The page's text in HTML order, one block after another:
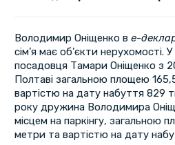
Володимир Оніщенко в е-
сім’я має об’єкти нерухомості.
посадовця Тамари Оніщенко з
Полтаві загальною площею
вартістю на дату набуття 829
року дружина Володимира
місцем на паркінгу, загальною
метри та вартістю на дату